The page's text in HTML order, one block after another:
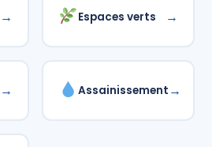
→ Espaces verts →
→ Assainissement →